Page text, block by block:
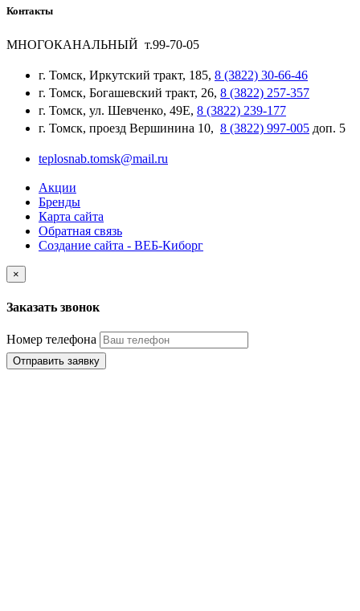
Контакты
МНОГОКАНАЛЬНЫЙ т.99-70-05
г. Томск, Иркутский тракт, 185, 8 (3822) 30-66-46
г. Томск, Богашевский тракт, 26, 8 (3822) 257-357
г. Томск, ул. Шевченко, 49Е, 8 (3822) 239-177
г. Томск, проезд Вершинина 10, 8 (3822) 997-005 доп. 5
teplosnab.tomsk@mail.ru
Акции
Бренды
Карта сайта
Обратная связь
Создание сайта - ВЕБ-Киборг
×
Заказать звонок
Номер телефона
Отправить заявку